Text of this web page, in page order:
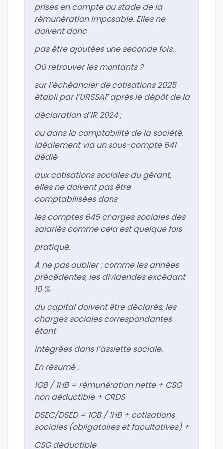
prises en compte au stade de la
rémunération imposable. Elles ne
doivent donc
pas être ajoutées une seconde fois.
Où retrouver les montants ?
sur l’échéancier de cotisations 2025
établi par l’URSSAF après le dépôt de la
déclaration d’IR 2024 ;
ou dans la comptabilité de la société,
idéalement via un sous-compte 641
dédié
aux cotisations sociales du gérant,
elles ne doivent pas être
comptabilisées dans
les comptes 645 charges sociales des
salariés comme cela est quelque fois
pratiqué.
À ne pas oublier : comme les années
précédentes, les dividendes excédant
10 %
du capital doivent être déclarés, les
charges sociales correspondantes
étant
intégrées dans l’assiette sociale.
En résumé :
1GB / 1HB = rémunération nette + CSG
non déductible + CRDS
DSEC/DSED = 1GB / 1HB + cotisations
sociales (obligatoires et facultatives) +
CSG déductible